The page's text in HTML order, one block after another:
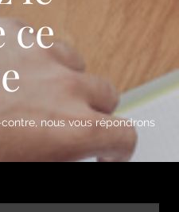
ce
nous vous répondrons